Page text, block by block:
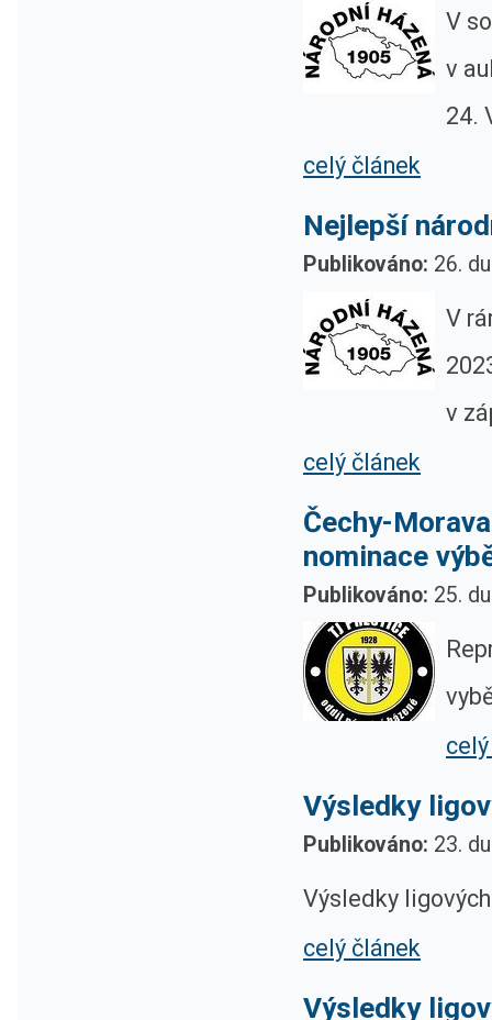
V
v
24.
celý článek
Nejlepší
Publikováno: 26.
V
v
celý článek
Čechy-
nominace
Publikováno: 25.
Výsledky
Publikováno: 23.
Výsledky
celý článek
Výsledky